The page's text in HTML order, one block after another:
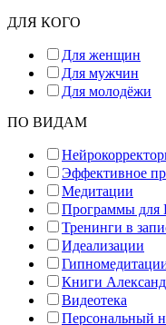
ДЛЯ КОГО
Для женщин
Для мужчин
Для молодёжи
ПО ВИДАМ
Эффективное
Медитации
Программы
Тренинги в
Идеализации
Книги
Видеотека
Персональный